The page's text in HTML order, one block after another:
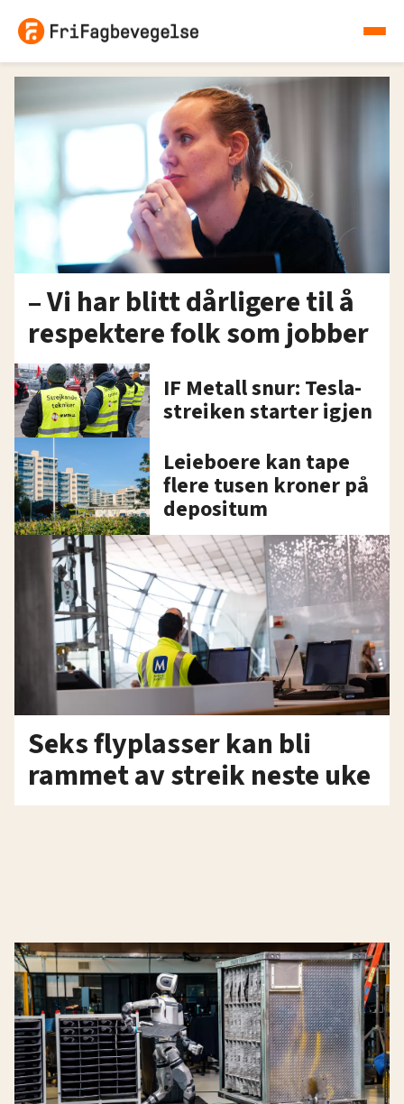
– Vi har blitt dårligere til å
respektere folk som jobber
IF Metall snur: Tesla-
streiken starter igjen
Leieboere kan tape
flere tusen kroner på
depositum
Seks flyplasser kan bli
rammet av streik neste uke